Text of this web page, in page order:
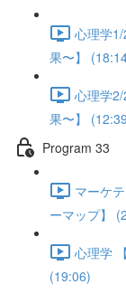
心理学
果〜】
心理学
果〜】
Program 33
マーケ
ーマップ】
心理学
(19:06)